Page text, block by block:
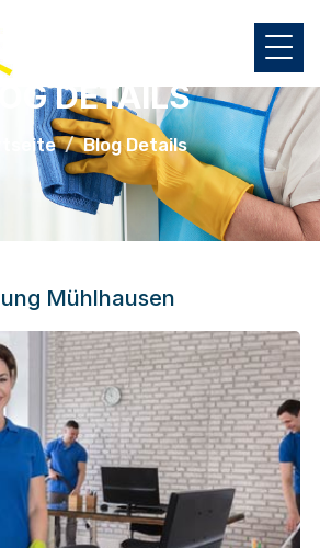
DETAILS
Blog Details
Mühlhausen